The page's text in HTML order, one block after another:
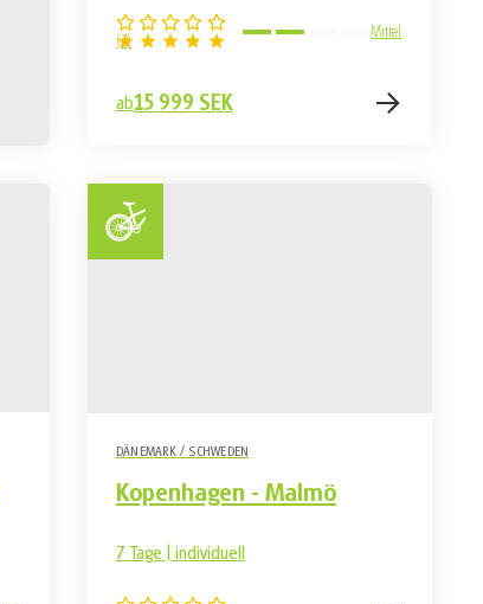
(2)
Mittel
ab15 999 SEK
DÄNEMARK / SCHWEDEN
Kopenhagen - Malmö
7 Tage | individuell